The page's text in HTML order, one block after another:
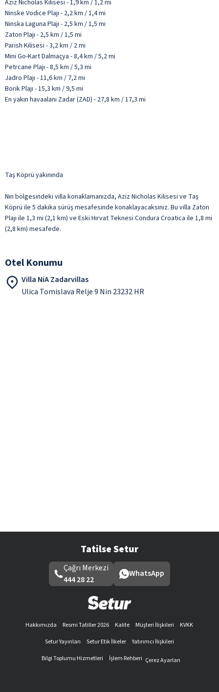
Aziz Nicholas Kilisesi - 1,9 km / 1,2 mi
Ninske Vodice Plajı - 2,2 km / 1,4 mi
Ninska Laguna Plajı - 2,5 km / 1,5 mi
Zaton Plajı - 2,5 km / 1,5 mi
Parish Kilisesi - 3,2 km / 2 mi
Mini Go-Kart Dalmaçya - 8,4 km / 5,2 mi
Petrcane Plajı - 8,5 km / 5,3 mi
Jadro Plajı - 11,6 km / 7,2 mi
Borik Plajı - 15,3 km / 9,5 mi
En yakın havaalanı Zadar (ZAD) - 27,8 km / 17,3 mi
Taş Köprü yakınında
Nin bölgesindeki villa konaklamanızda, Aziz Nicholas Kilisesi ve Taş
Köprü ile 5 dakika sürüş mesafesinde konaklayacaksınız. Bu villa Zaton
Plajı ile 1,3 mi (2,1 km) ve Eski Hırvat Teknesi Condura Croatica ile 1,8 mi
(2,8 km) mesafede.
Otel Konumu
Villa NiA Zadarvillas
Ulica Tomislava Relje 9 Nin 23232 HR
Tatilse Setur
Çağrı Merkezi
444 28 22
WhatsApp
Hakkımızda Resmi Tatiller 2026 Kalite Müşteri İlişkileri
KVKK
Setur Yayınları
Setur Etik İlkeler
Yatırımcı İlişkileri
Bilgi Toplumu Hizmetleri
İşlem Rehberi Çerez Ayarları